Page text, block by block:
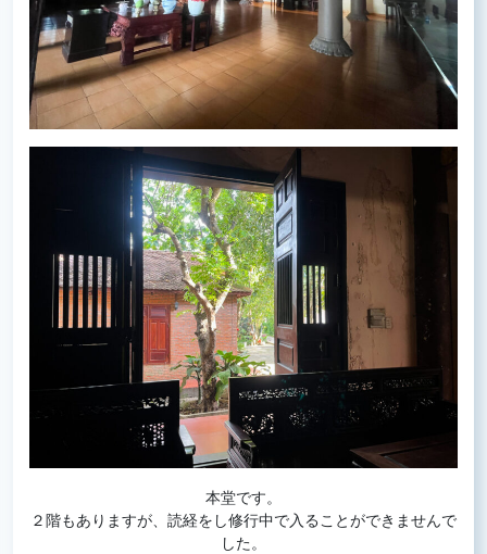
本堂です。
２階もありますが、読経をし修行中で入ることができませんで
した。